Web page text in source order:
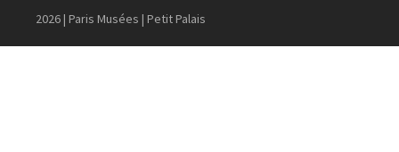
2026 | Paris Musées | Petit Palais